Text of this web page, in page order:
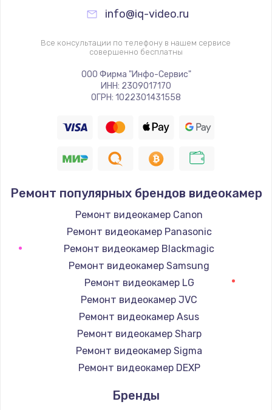
Замена термопредохранителя
700 руб.
Заказать
Замена ТЭНа
2500 руб.
1400 руб.
Замена / ремонт электронного модуля
управления
600 руб.
Заказать
Замена конфорки
1100 руб.
Заказать
Замена платы сенсора
900 руб.
Заказать
info@iq-video.ru
Все консультации по телефону в нашем сервисе
совершенно бесплатны
ООО Фирма "Инфо-Сервис"
ИНН: 2309017170
ОГРН: 1022301431558
Ремонт популярных брендов видеокамер
Ремонт видеокамер Canon
Ремонт видеокамер Panasonic
Ремонт видеокамер Blackmagic
Ремонт видеокамер Samsung
Ремонт видеокамер LG
Ремонт видеокамер JVC
Ремонт видеокамер Asus
Ремонт видеокамер Sharp
Ремонт видеокамер Sigma
Ремонт видеокамер DEXP
Бренды